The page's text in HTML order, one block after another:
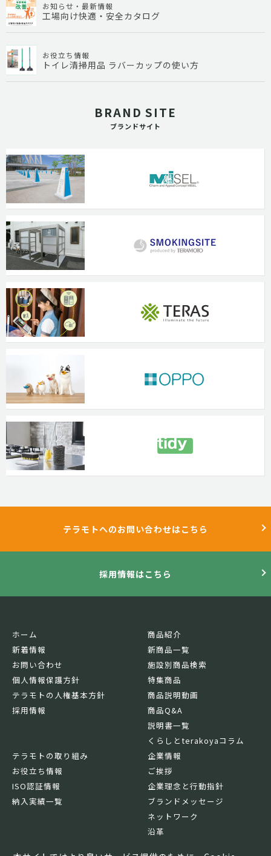
お知らせ・最新情報
工場向け快適・安全カタログ
お役立ち情報
トイレ清掃用品 ラバーカップの使い方
BRAND SITE
ブランドサイト
テラモトへのお問い合わせはこちら
採用情報はこちら
ホーム
新着情報
お問い合わせ
個人情報保護方針
テラモトの人権基本方針
採用情報
商品紹介
新商品一覧
施設別商品検索
特集商品
商品説明動画
商品Q&A
説明書一覧
くらしとterakoyaコラム
テラモトの取り組み
お役立ち情報
ISO認証情報
納入実績一覧
企業情報
ご挨拶
企業理念と行動指針
ブランドメッセージ
ネットワーク
沿革